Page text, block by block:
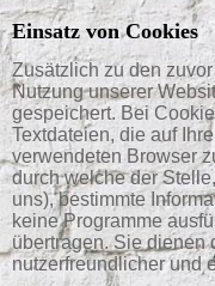
Einsatz von Cookies
Zusätzlich zu den
Nutzung unserer
gespeichert. Bei
Textdateien, die auf
verwendeten Browser
durch welche der
uns), bestimmte
keine Programme
übertragen. Sie dienen
nutzerfreundlicher und